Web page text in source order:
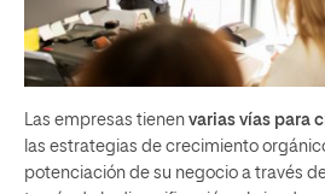
Las empresas tienen varias vías para
las estrategias de crecimiento
potenciación de su negocio a través